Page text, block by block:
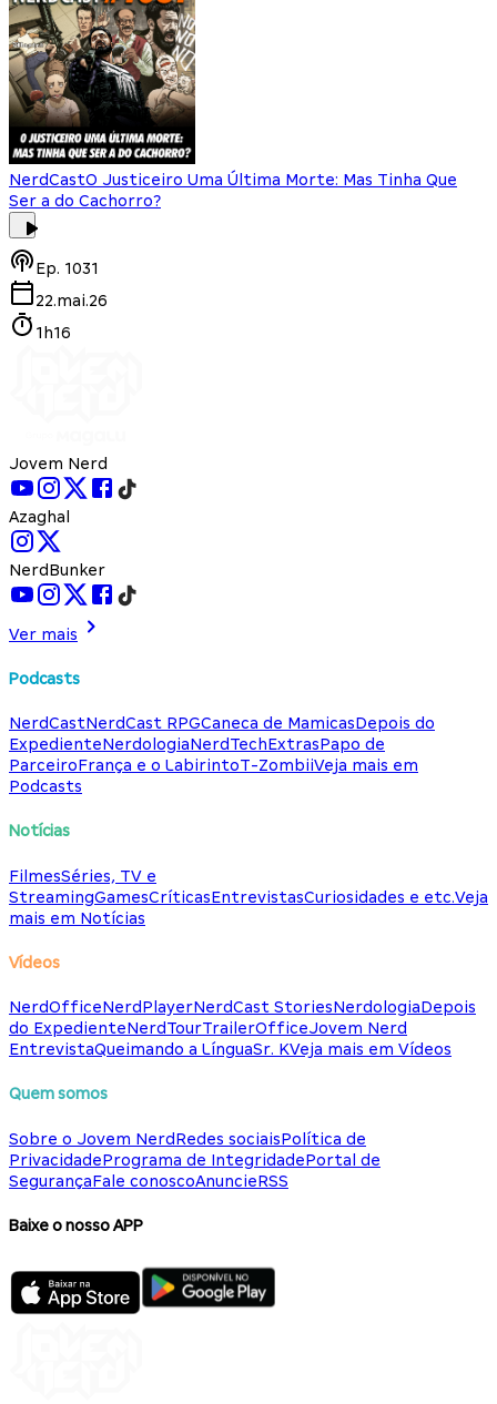
NerdCastO Justiceiro Uma Última Morte: Mas Tinha Que
Ser a do Cachorro?
Ep. 1031
22.mai.26
1h16
Jovem Nerd
Azaghal
NerdBunker
Ver mais
Podcasts
NerdCastNerdCast RPGCaneca de MamicasDepois do
ExpedienteNerdologiaNerdTechExtrasPapo de
ParceiroFrança e o LabirintoT-ZombiiVeja mais em
Podcasts
Notícias
FilmesSéries, TV e
StreamingGamesCríticasEntrevistasCuriosidades e etc.Veja
mais em Notícias
Vídeos
NerdOfficeNerdPlayerNerdCast StoriesNerdologiaDepois
do ExpedienteNerdTourTrailerOfficeJovem Nerd
EntrevistaQueimando a LínguaSr. KVeja mais em Vídeos
Quem somos
Sobre o Jovem NerdRedes sociaisPolítica de
PrivacidadePrograma de IntegridadePortal de
SegurançaFale conoscoAnuncieRSS
Baixe o nosso APP